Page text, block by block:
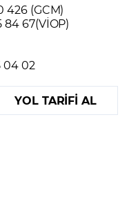
426 (GCM)
84 67(VİOP)
04 02
YOL TARİFİ AL